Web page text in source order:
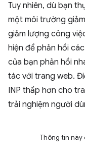
Tuy nhiên, dù bạn
một môi trường
giảm lượng công
hiện để phản hồi
của bạn phản hồi
tác với trang web.
INP thấp hơn cho
trải nghiệm người
Thông tin này